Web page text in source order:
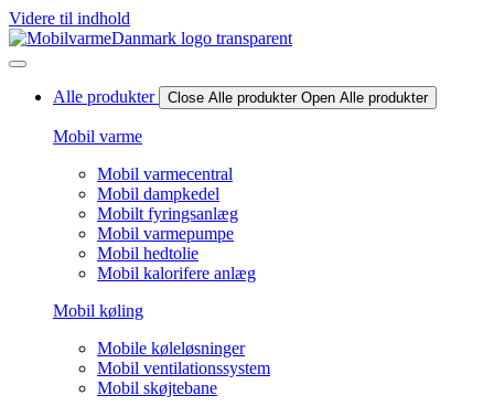
Videre til indhold
Alle produkter Close Alle produkter Open Alle produkter
Mobil varme
Mobil varmecentral
Mobil dampkedel
Mobilt fyringsanlæg
Mobil varmepumpe
Mobil hedtolie
Mobil kalorifere anlæg
Mobil køling
Mobile køleløsninger
Mobil ventilationssystem
Mobil skøjtebane